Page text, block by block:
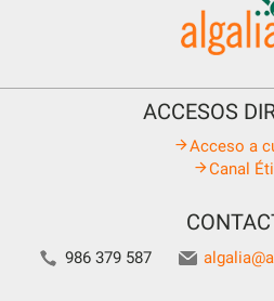
ACCESOS
Acceso a
Canal
986 379 587